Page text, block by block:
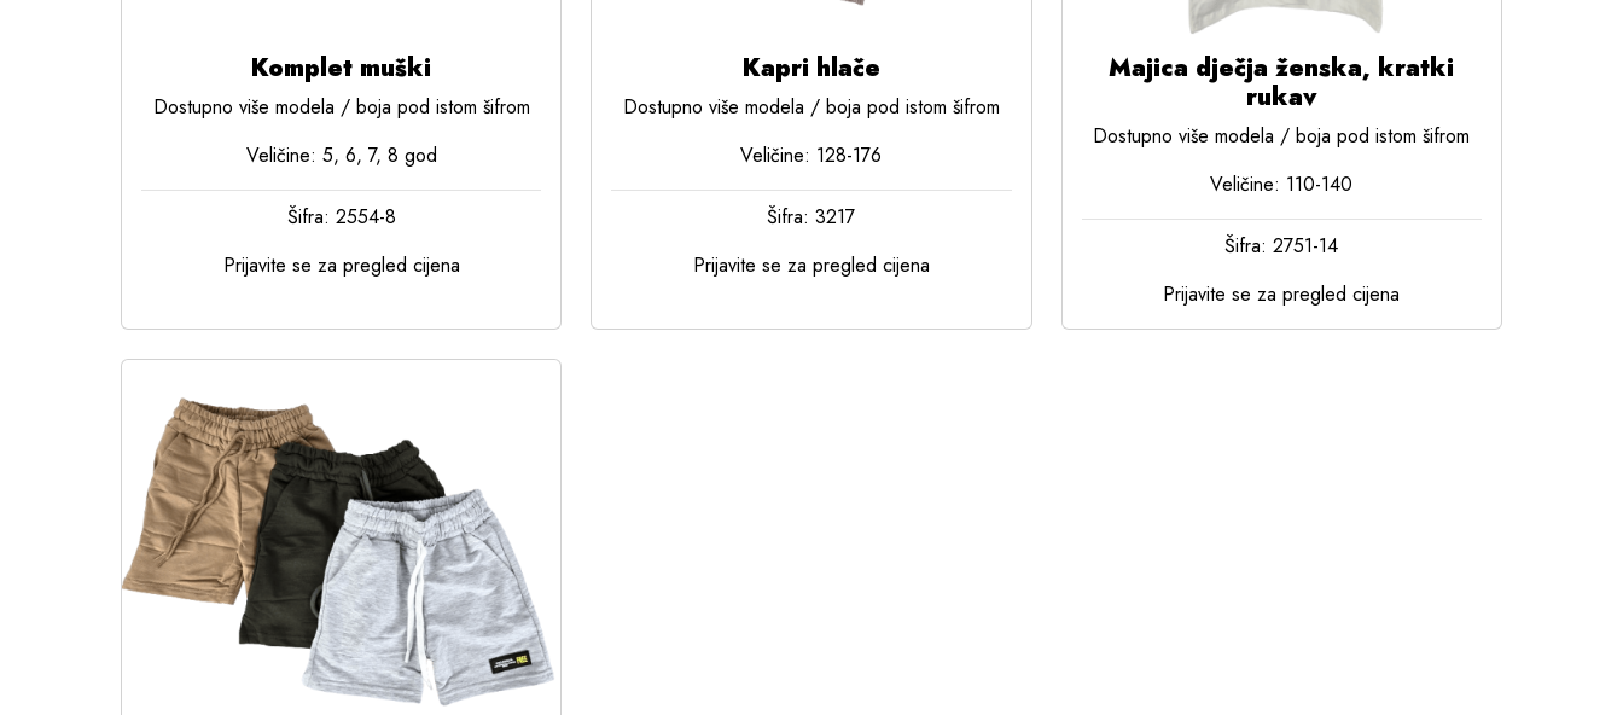
Komplet muški
Dostupno više modela / boja pod istom šifrom
Veličine: 5, 6, 7, 8 god
Šifra: 2554-8
Prijavite se za pregled cijena
Kapri hlače
Dostupno više modela / boja pod istom šifrom
Veličine: 128-176
Šifra: 3217
Prijavite se za pregled cijena
Majica dječja ženska, kratki
rukav
Dostupno više modela / boja pod istom šifrom
Veličine: 110-140
Šifra: 2751-14
Prijavite se za pregled cijena